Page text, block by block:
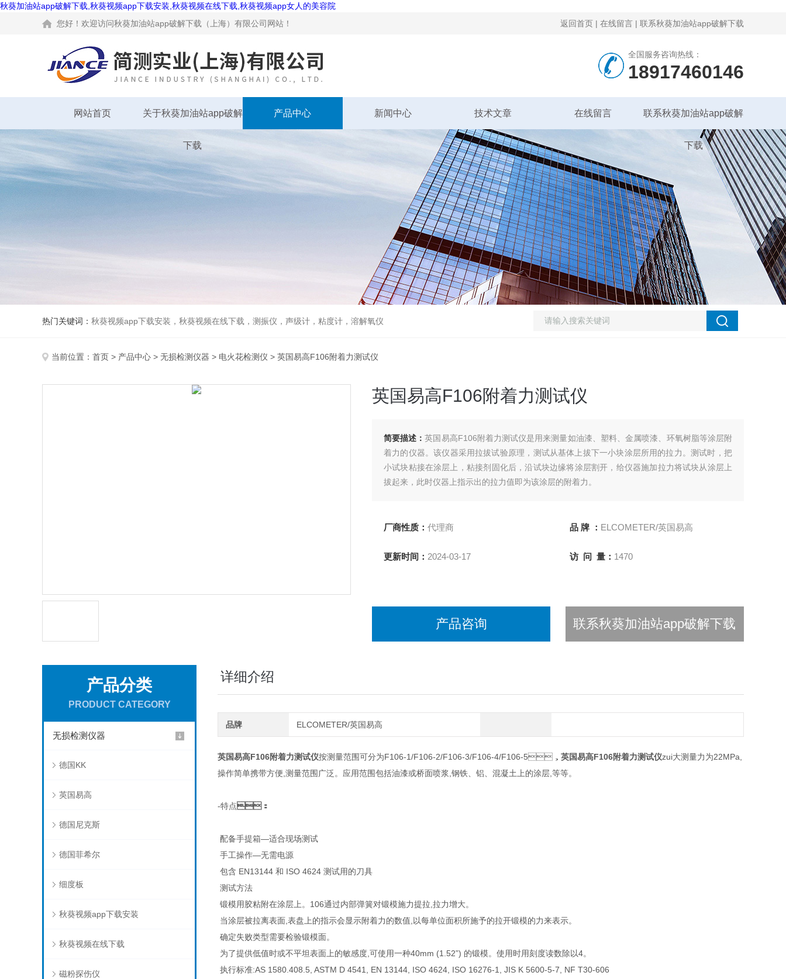
秋葵加油站app破解下载,秋葵视频app下载安装,秋葵视频在线下载,秋葵视频app女人的美容院
您好！欢迎访问秋葵加油站app破解下载（上海）有限公司网站！
返回首页 | 在线留言 | 联系秋葵加油站app破解下载
全国服务咨询热线：
18917460146
网站首页 关于秋葵加油站app破解
下载
产品中心 新闻中心 技术文章 在线留言 联系秋葵加油站app破解
下载
热门关键词： 秋葵视频app下载安装，秋葵视频在线下载，测振仪，声级计，粘度计，溶解氧仪
当前位置： 首页 > 产品中心 > 无损检测仪器 > 电火花检测仪 > 英国易高F106附着力测试仪
英国易高F106附着力测试仪
简要描述：英国易高F106附着力测试仪是用来测量如油漆、塑料、金属喷漆、环氧树脂等涂层附
着力的仪器。该仪器采用拉拔试验原理，测试从基体上拔下一小块涂层所用的拉力。测试时，把
小试块粘接在涂层上，粘接剂固化后，沿试块边缘将涂层割开，给仪器施加拉力将试块从涂层上
拔起来，此时仪器上指示出的拉力值即为该涂层的附着力。
厂商性质： 代理商 品 牌 ： ELCOMETER/英国易高
更新时间： 2024-03-17 访 问 量： 1470
产品咨询 联系秋葵加油站app破解下载
产品分类
PRODUCT CATEGORY
无损检测仪器
德国KK
英国易高
德国尼克斯
德国菲希尔
细度板
秋葵视频app下载安装
秋葵视频在线下载
磁粉探伤仪
详细介绍
品牌 ELCOMETER/英国易高
英国易高F106附着力测试仪按测量范围可分为F106-1/F106-2/F106-3/F106-4/F106-5， 英国易高F106附着力测试仪zui大测量力为22MPa,
操作简单携带方便,测量范围广泛。应用范围包括油漆或桥面喷浆,钢铁、铝、混凝土上的涂层,等等。
-特点：
配备手提箱—适合现场测试
手工操作—无需电源
包含 EN13144 和 ISO 4624 测试用的刀具
测试方法
锻模用胶粘附在涂层上。106通过内部弹簧对锻模施力提拉,拉力增大。
当涂层被拉离表面,表盘上的指示会显示附着力的数值,以每单位面积所施予的拉开锻模的力来表示。
确定失败类型需要检验锻模面。
为了提供低值时或不平坦表面上的敏感度,可使用一种40mm (1.52”) 的锻模。使用时用刻度读数除以4。
执行标准:AS 1580.408.5, ASTM D 4541, EN 13144, ISO 4624, ISO 16276-1, JIS K 5600-5-7, NF T30-606